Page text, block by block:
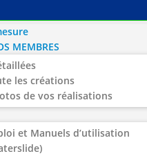
MEMBRES
les créations
de vos réalisations
et Manuels d’utilisation